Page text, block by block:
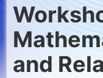
and